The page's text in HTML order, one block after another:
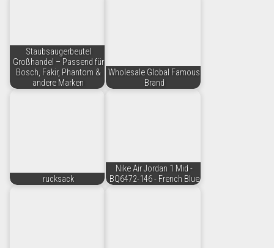
Staubsaugerbeutel
Großhandel – Passend für
Bosch, Fakir, Phantom &
andere Marken
Wholesale Global Famous
Brand
rucksack
Nike Air Jordan 1 Mid -
BQ6472-146 - French Blue